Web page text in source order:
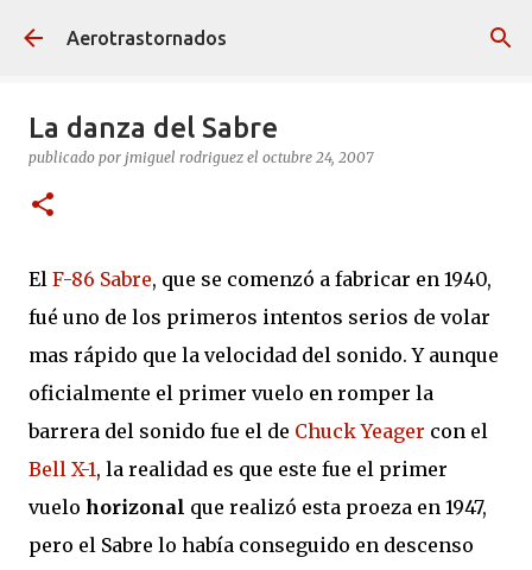
Ir al contenido principal
Aerotrastornados
La danza del Sabre
publicado por jmiguel rodriguez el octubre 24, 2007
El F-86 Sabre, que se comenzó a fabricar en 1940,
fué uno de los primeros intentos serios de volar
mas rápido que la velocidad del sonido. Y aunque
oficialmente el primer vuelo en romper la
barrera del sonido fue el de Chuck Yeager con el
Bell X-1, la realidad es que este fue el primer
vuelo horizonal que realizó esta proeza en 1947,
pero el Sabre lo había conseguido en descenso